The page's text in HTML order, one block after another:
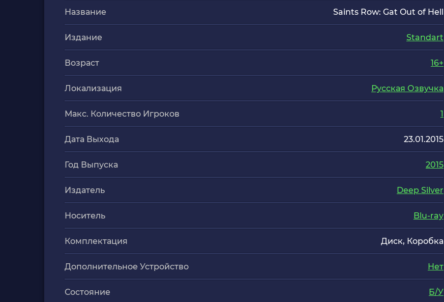
Название Saints Row: Gat Out of Hell
Издание Standart
Возраст 16+
Локализация Русская Озвучка
Макс. Количество Игроков 1
Дата Выхода 23.01.2015
Год Выпуска 2015
Издатель Deep Silver
Носитель Blu-ray
Комплектация Диск, Коробка
Дополнительное Устройство Нет
Состояние Б/У